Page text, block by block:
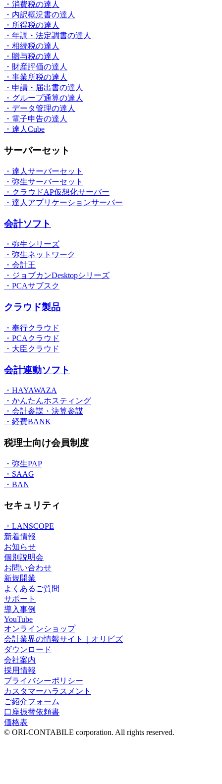
・消費税の達人
・内訳概況書の達人
・所得税の達人
・年調・法定調書の達人
・相続税の達人
・贈与税の達人
・財産評価の達人
・事業所税の達人
・申請・届出書の達人
・グループ通算の達人
・データ管理の達人
・電子申告の達人
・達人Cube
サーバーセット
・達人サーバーセット
・弥生サーバーセット
・クラウドAP仮想化サーバー
・達人アプリケーションサーバー
会計ソフト
・弥生シリーズ
・弥生ネットワーク
・会計王
・ジョブカンDesktopシリーズ
・PCAサブスク
クラウド製品
・奉行クラウド
・PCAクラウド
・大臣クラウド
会計連動ソフト
・HAYAWAZA
・かんたんホスティング
・会計参謀・決算参謀
・経費BANK
税理士向け会員制度
・弥生PAP
・SAAG
・BAN
セキュリティ
・LANSCOPE
新着情報
お知らせ
個別説明会
お問い合わせ
新規開業
よくあるご質問
サポート
導入事例
YouTube
オンラインショップ
会計業界の情報サイト｜オリビズ
ダウンロード
会社案内
採用情報
プライバシーポリシー
カスタマーハラスメント
ご紹介フォーム
口座振替依頼書
価格表
© ORI-CONTABILE corporation. All rights reserved.